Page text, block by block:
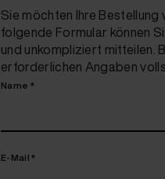
Sie möchten Ihre
folgende Formular können
und unkompliziert mitteilen.
erforderlichen Angaben
Name *
E-Mail *